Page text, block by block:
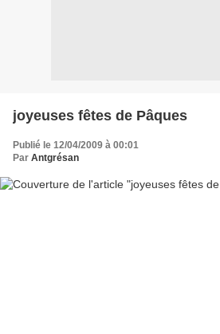
joyeuses fêtes de Pâques
Publié le 12/04/2009 à 00:01
Par Antgrésan